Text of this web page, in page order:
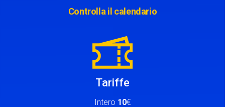
Controlla il calendario
Tariffe
Intero 10€